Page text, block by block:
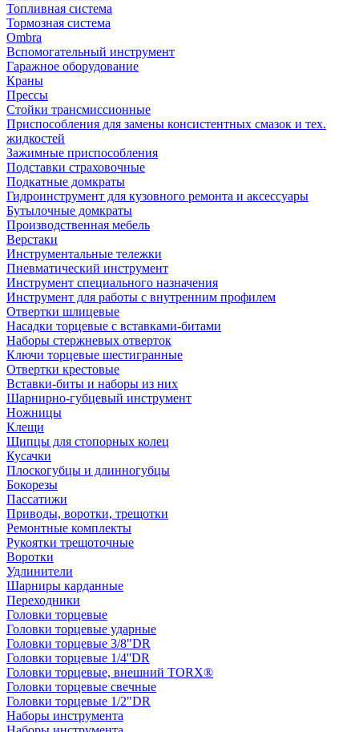
Топливная система
Тормозная система
Ombra
Вспомогательный инструмент
Гаражное оборудование
Краны
Прессы
Стойки трансмиссионные
Приспособления для замены консистентных смазок и тех.
жидкостей
Зажимные приспособления
Подставки страховочные
Подкатные домкраты
Гидроинструмент для кузовного ремонта и аксессуары
Бутылочные домкраты
Производственная мебель
Верстаки
Инструментальные тележки
Пневматический инструмент
Инструмент специального назначения
Инструмент для работы с внутренним профилем
Отвертки шлицевые
Насадки торцевые с вставками-битами
Наборы стержневых отверток
Ключи торцевые шестигранные
Отвертки крестовые
Вставки-биты и наборы из них
Шарнирно-губцевый инструмент
Ножницы
Клещи
Щипцы для стопорных колец
Кусачки
Плоскогубцы и длинногубцы
Бокорезы
Пассатижи
Приводы, воротки, трещотки
Ремонтные комплекты
Рукоятки трещоточные
Воротки
Удлинители
Шарниры карданные
Переходники
Головки торцевые
Головки торцевые ударные
Головки торцевые 3/8"DR
Головки торцевые 1/4''DR
Головки торцевые, внешний TORX®
Головки торцевые свечные
Головки торцевые 1/2"DR
Наборы инструмента